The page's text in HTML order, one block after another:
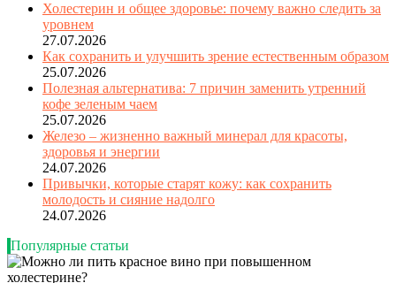
Холестерин и общее здоровье: почему важно следить за
уровнем
27.07.2026
Как сохранить и улучшить зрение естественным образом
25.07.2026
Полезная альтернатива: 7 причин заменить утренний
кофе зеленым чаем
25.07.2026
Железо – жизненно важный минерал для красоты,
здоровья и энергии
24.07.2026
Привычки, которые старят кожу: как сохранить
молодость и сияние надолго
24.07.2026
Популярные статьи